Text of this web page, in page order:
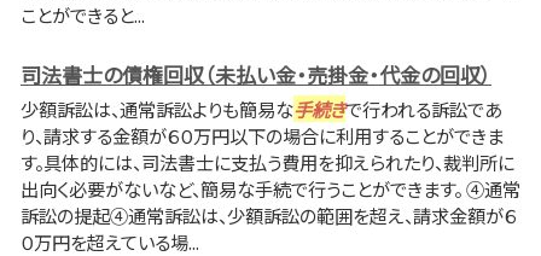
ことができると...
司法書士の債権回収（未払い金・売掛金・代金の回収）
少額訴訟は、通常訴訟よりも簡易な手続きで行われる訴訟であ
り、請求する金額が６０万円以下の場合に利用することができま
す。具体的には、司法書士に支払う費用を抑えられたり、裁判所に
出向く必要がないなど、簡易な手続で行うことができます。 ④通常
訴訟の提起④通常訴訟は、少額訴訟の範囲を超え、請求金額が６
０万円を超えている場...